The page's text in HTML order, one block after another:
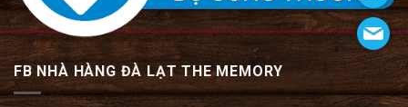
FB NHÀ HÀNG ĐÀ LẠT THE MEMORY